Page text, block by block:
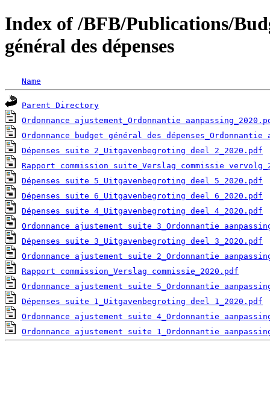
Index of /BFB/Publications/
général des dépenses
Name
Parent Directory
Ordonnance ajustement_Ordonnantie
Ordonnance budget général des
Dépenses suite 2_Uitgavenbegroting deel 2_2020.pdf
Rapport commission suite_Verslag commissie
Dépenses suite 5_Uitgavenbegroting deel 5_2020.pdf
Dépenses suite 6_Uitgavenbegroting deel 6_2020.pdf
Dépenses suite 4_Uitgavenbegroting deel 4_2020.pdf
Ordonnance ajustement suite 3_Ordonnantie
Dépenses suite 3_Uitgavenbegroting deel 3_2020.pdf
Ordonnance ajustement suite 2_Ordonnantie
Rapport commission_Verslag commissie_2020.pdf
Ordonnance ajustement suite 5_Ordonnantie
Dépenses suite 1_Uitgavenbegroting deel 1_2020.pdf
Ordonnance ajustement suite 4_Ordonnantie
Ordonnance ajustement suite 1_Ordonnantie